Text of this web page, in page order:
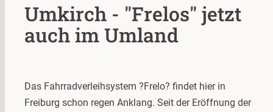
Umkirch - "Frelos" jetzt
auch im Umland
Das Fahrradverleihsystem ?Frelo? findet hier in
Freiburg schon regen Anklang. Seit der Eröffnung der